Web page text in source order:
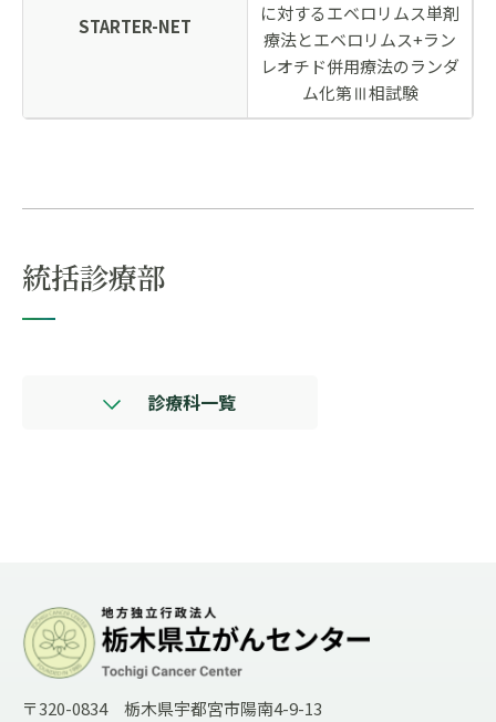
STARTER-NET
に対するエベロリムス単剤
療法とエベロリムス+ラン
レオチド併用療法のランダ
ム化第Ⅲ相試験
統括診療部
診療科一覧
〒320-0834 栃木県宇都宮市陽南4-9-13